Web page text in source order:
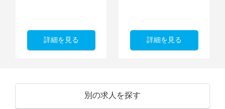
詳細を見る 詳細を見る
別の求人を探す